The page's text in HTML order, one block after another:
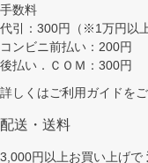
手数料
代引：300円（※1万円以上
コンビニ前払い：200円
後払い．ＣＯＭ：300円
詳しくはご利用ガイドを
配送・送料
3,000円以上お買い上げで